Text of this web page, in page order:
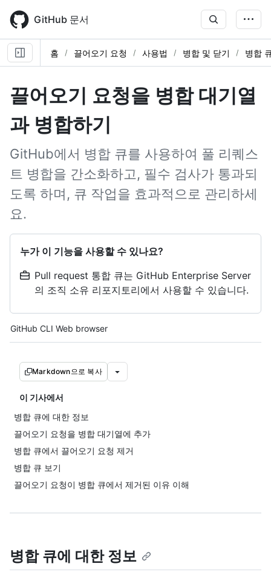
main
content
GitHub 문서
홈 끌어오기 요청 사용법 병합 및 닫기 병합
끌어오기 요청을 병합 대기열
과 병합하기
GitHub에서 병합 큐를 사용하여 풀 리퀘스
트 병합을 간소화하고, 필수 검사가 통과되
도록 하며, 큐 작업을 효과적으로 관리하세
요.
누가 이 기능을 사용할 수 있나요?
Pull request 통합 큐는 GitHub Enterprise Server
의 조직 소유 리포지토리에서 사용할 수 있습니다.
Tool navigation
GitHub CLI Web browser
Markdown으로 복사
이 기사에서
병합 큐에 대한 정보
끌어오기 요청을 병합 대기열에 추가
병합 큐에서 끌어오기 요청 제거
병합 큐 보기
끌어오기 요청이 병합 큐에서 제거된 이유 이해
병합 큐에 대한 정보